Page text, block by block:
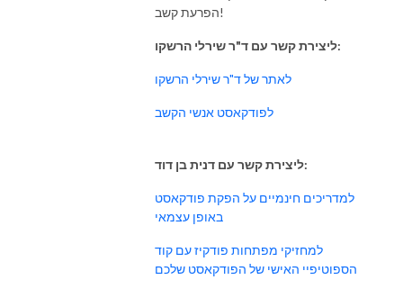
הפרעת קשב!
ליצירת קשר עם ד"ר שירלי הרשקו:
לאתר של ד"ר שירלי הרשקו
לפודקאסט אנשי הקשב
ליצירת קשר עם דנית בן דוד:
למדריכים חינמיים על הפקת פודקאסט
באופן עצמאי
למחזיקי מפתחות פודקיז עם קוד
הספוטיפיי האישי של הפודקאסט שלכם